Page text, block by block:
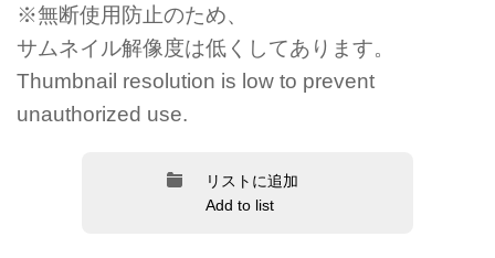
※無断使用防止のため、
サムネイル解像度は低くしてあります。
Thumbnail resolution is low to prevent
unauthorized use.
リストに追加
Add to list